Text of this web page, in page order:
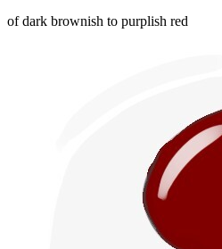
of dark brownish to purplish red